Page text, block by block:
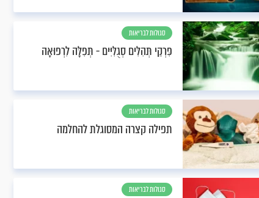
סגולות לבריאות
פִּרְקֵי תְּהִלִּים סְגֻלִּיִּים - תְּפִלָּה לִרְפוּאָה
סגולות לבריאות
תפילה קצרה המסוגלת להחלמה
סגולות לבריאות